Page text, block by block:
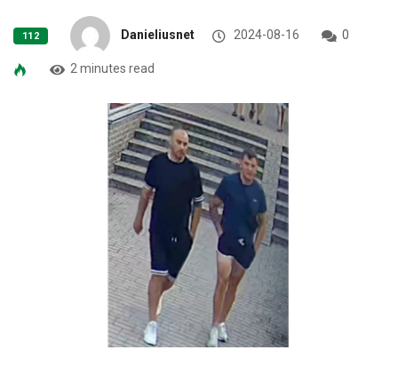
112 Danieliusnet 2024-08-16 0
2 minutes read